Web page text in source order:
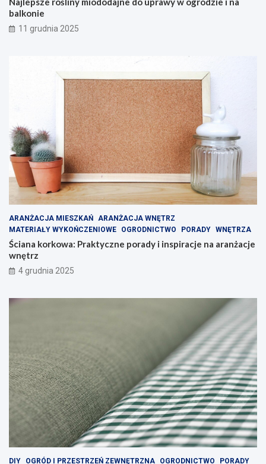
balkonie
11 grudnia 2025
ARANŻACJA MIESZKAŃ ARANŻACJA WNĘTRZ
MATERIAŁY WYKOŃCZENIOWE
OGRODNICTWO PORADY WNĘTRZA
Ściana korkowa: Praktyczne porady i inspiracje na aranżacje
wnętrz
4 grudnia 2025
DIY OGRÓD I PRZESTRZEŃ ZEWNĘTRZNA OGRODNICTWO
PORADY